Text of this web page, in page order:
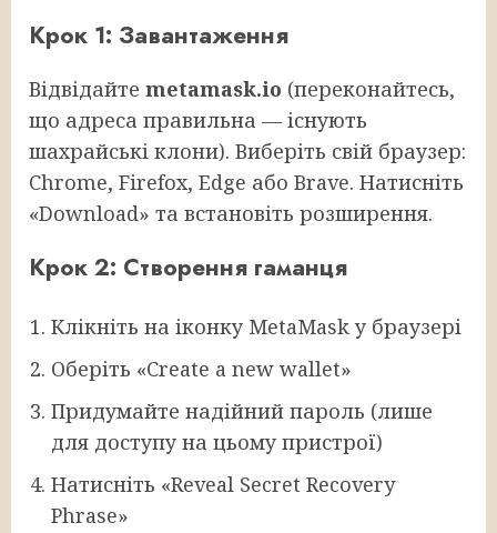
Крок 1: Завантаження
Відвідайте metamask.io (переконайтесь,
що адреса правильна — існують
шахрайські клони). Виберіть свій браузер:
Chrome, Firefox, Edge або Brave. Натисніть
«Download» та встановіть розширення.
Крок 2: Створення гаманця
Клікніть на іконку MetaMask у браузері
Оберіть «Create a new wallet»
Придумайте надійний пароль (лише
для доступу на цьому пристрої)
Натисніть «Reveal Secret Recovery
Phrase»